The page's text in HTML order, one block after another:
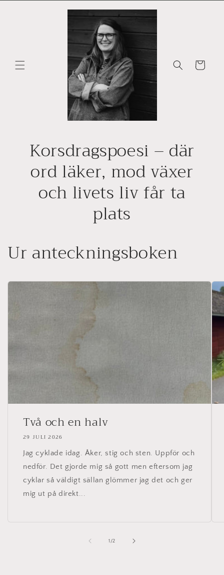
Varukorg
Korsdragspoesi – där
ord läker, mod växer
och livets liv får ta
plats
Ur anteckningsboken
Två och en halv
29 JULI 2026
Jag cyklade idag. Åker, stig och sten. Uppför och
nedför. Det gjorde mig så gott men eftersom jag
cyklar så väldigt sällan glömmer jag det och ger
mig ut på direkt...
1 /av
2